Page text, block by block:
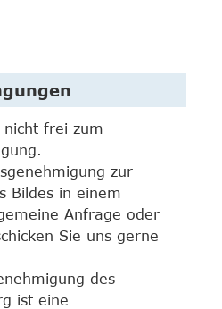
nicht frei zum
zur
Bildes in einem
Anfrage oder
Sie uns gerne
des
ist eine